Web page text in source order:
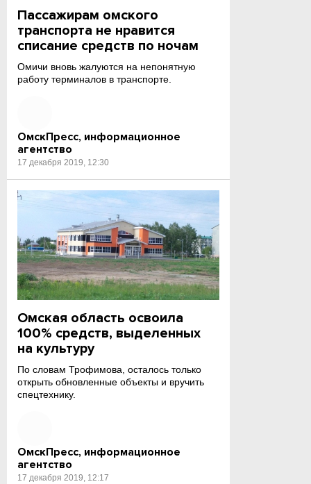
Пассажирам омского
транспорта не нравится
списание средств по ночам
Омичи вновь жалуются на непонятную
работу терминалов в транспорте.
ОмскПресс, информационное
агентство
17 декабря 2019, 12:30
Омская область освоила
100% средств, выделенных
на культуру
По словам Трофимова, осталось только
открыть обновленные объекты и вручить
спецтехнику.
ОмскПресс, информационное
агентство
17 декабря 2019, 12:17